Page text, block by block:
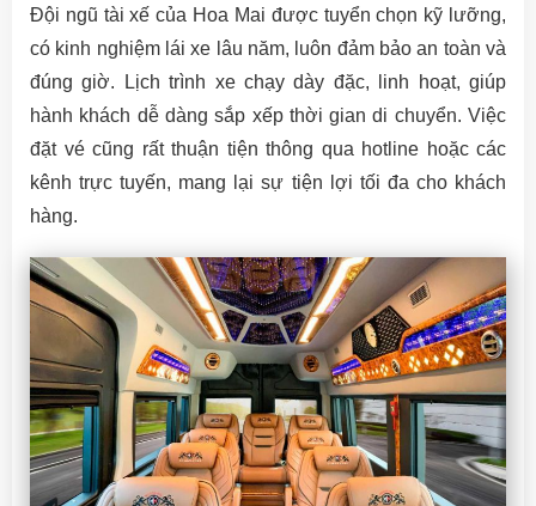
Đội ngũ tài xế của Hoa Mai được tuyển chọn kỹ lưỡng,
có kinh nghiệm lái xe lâu năm, luôn đảm bảo an toàn và
đúng giờ. Lịch trình xe chạy dày đặc, linh hoạt, giúp
hành khách dễ dàng sắp xếp thời gian di chuyển. Việc
đặt vé cũng rất thuận tiện thông qua hotline hoặc các
kênh trực tuyến, mang lại sự tiện lợi tối đa cho khách
hàng.